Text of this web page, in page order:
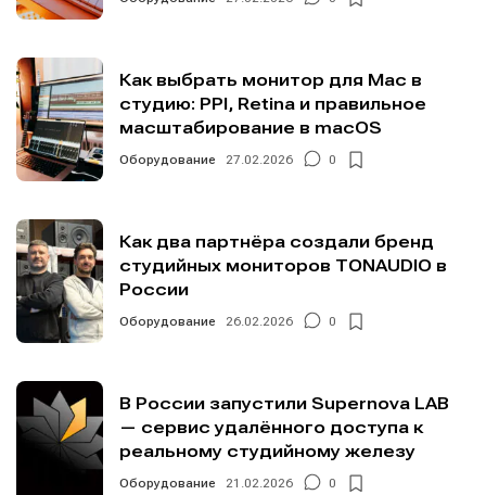
Как выбрать монитор для Mac в
студию: PPI, Retina и правильное
масштабирование в macOS
Оборудование 27.02.2026 0
Как два партнёра создали бренд
студийных мониторов TONAUDIO в
России
Оборудование 26.02.2026 0
В России запустили Supernova LAB
— сервис удалённого доступа к
реальному студийному железу
Оборудование 21.02.2026 0